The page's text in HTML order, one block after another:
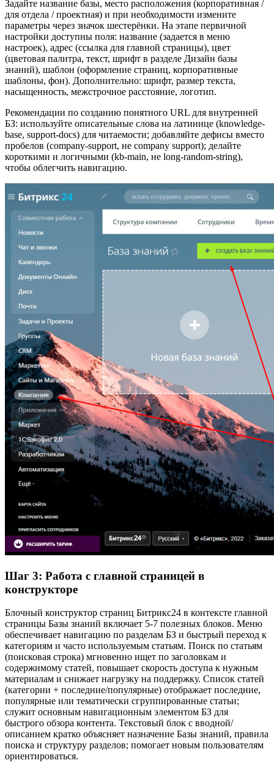
Задайте название базы, место расположения (корпоративная /
для отдела / проектная) и при необходимости измените
параметры через значок шестерёнки. На этапе первичной
настройки доступны поля: название (задается в меню
настроек), адрес (ссылка для главной страницы), цвет
(цветовая палитра, текст, шрифт в разделе Дизайн базы
знаний), шаблон (оформление страниц, корпоративные
шаблоны, фон). Дополнительно: шрифт, размер текста,
насыщенность, межстрочное расстояние, логотип.
Рекомендации по созданию понятного URL для внутренней
БЗ: используйте описательные слова на латинице (knowledge-
base, support-docs) для читаемости; добавляйте дефисы вместо
пробелов (company-support, не company support); делайте
короткими и логичными (kb-main, не long-random-string),
чтобы облегчить навигацию.
Шаг 3: Работа с главной страницей в
конструкторе
Блочный конструктор страниц Битрикс24 в контексте главной
страницы Базы знаний включает 5-7 полезных блоков. Меню
обеспечивает навигацию по разделам БЗ и быстрый переход к
категориям и часто используемым статьям. Поиск по статьям
(поисковая строка) мгновенно ищет по заголовкам и
содержимому статей, повышает скорость доступа к нужным
материалам и снижает нагрузку на поддержку. Список статей
(категории + последние/популярные) отображает последние,
популярные или тематически сгруппированные статьи;
служит основным навигационным элементом БЗ для
быстрого обзора контента. Текстовый блок с вводной/
описанием кратко объясняет назначение Базы знаний, правила
поиска и структуру разделов; помогает новым пользователям
ориентироваться.